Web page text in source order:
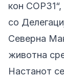
кон
со
Северна
животна
Настанот